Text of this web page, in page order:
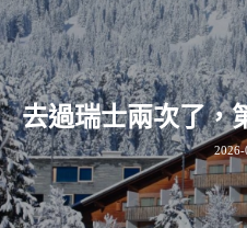
去過瑞士兩次了，